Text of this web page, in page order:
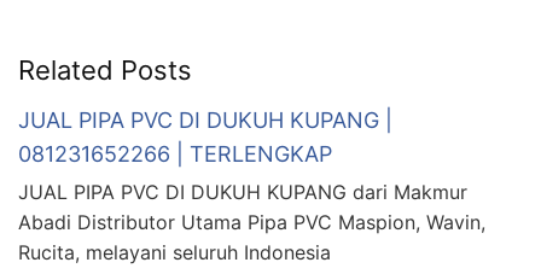
Related Posts
JUAL PIPA PVC DI DUKUH KUPANG |
081231652266 | TERLENGKAP
JUAL PIPA PVC DI DUKUH KUPANG dari Makmur
Abadi Distributor Utama Pipa PVC Maspion, Wavin,
Rucita, melayani seluruh Indonesia